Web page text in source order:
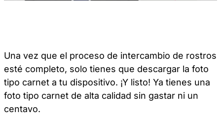
Una vez que el proceso de intercambio de rostros
esté completo, solo tienes que descargar la foto
tipo carnet a tu dispositivo. ¡Y listo! Ya tienes una
foto tipo carnet de alta calidad sin gastar ni un
centavo.